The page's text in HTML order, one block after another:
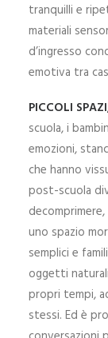
tranquilli e
materiali
d’ingresso
emotiva tra
PICCOLI
scuola, i
emozioni,
che hanno
post-scuola
uno spazio
semplici e
oggetti
propri tempi,
stessi. Ed è